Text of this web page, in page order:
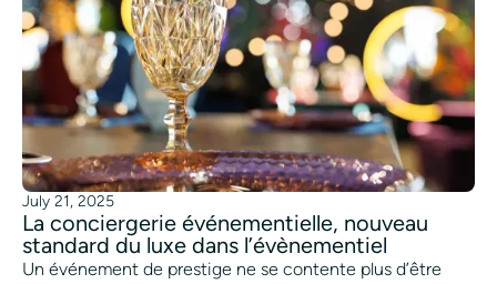
July 21, 2025
La conciergerie événementielle, nouveau
standard du luxe dans l’évènementiel
Un événement de prestige ne se contente plus d’être